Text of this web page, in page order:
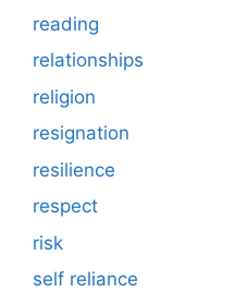
reading
relationships
religion
resignation
resilience
respect
risk
self reliance